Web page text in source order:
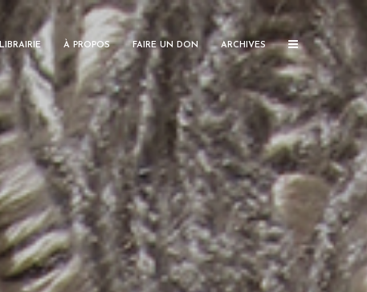
LIBRAIRIE À PROPOS FAIRE UN DON ARCHIVES